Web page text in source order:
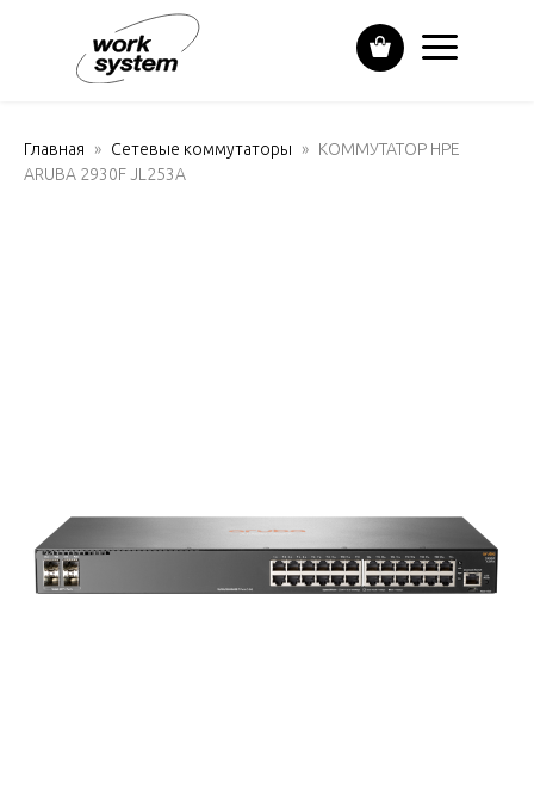
Главная Сетевые коммутаторы
КОММУТАТОР HPE
ARUBA 2930F JL253A